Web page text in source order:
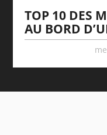
TOP 10 DES
AU BORD